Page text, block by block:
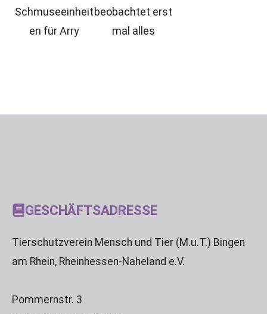
Schmuseeinheit
en für Arry
beobachtet erst
mal alles
GESCHÄFTSADRESSE
Tierschutzverein Mensch und Tier (M.u.T.) Bingen
am Rhein, Rheinhessen-Naheland e.V.
Pommernstr. 3